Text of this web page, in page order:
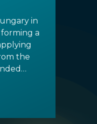
in
a
the